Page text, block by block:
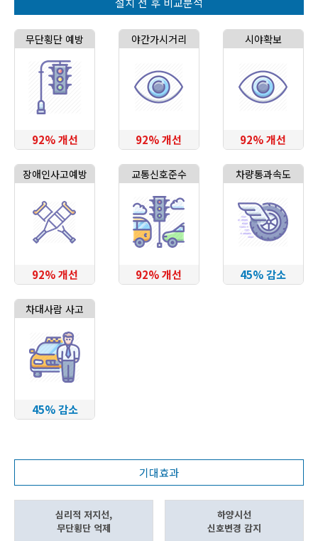
무단횡단 예방
92% 개선
야간가시거리
92% 개선
시야확보
92% 개선
장애인사고예방
92% 개선
교통신호준수
92% 개선
차량통과속도
45% 감소
차대사람 사고
45% 감소
기대효과
심리적 저지선,
무단횡단 억제
하양시선
신호변경 감지